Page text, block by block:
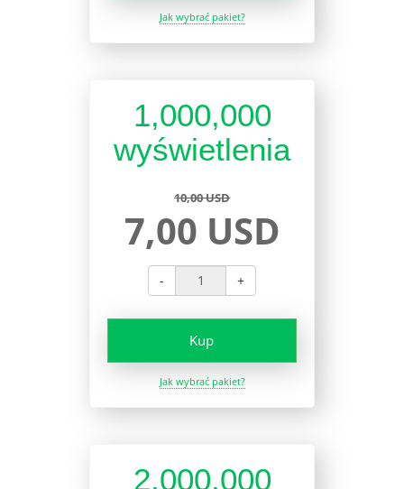
Jak wybrać pakiet?
1,000,000
wyświetlenia
10,00 USD
7,00 USD
- +
Kup
Jak wybrać pakiet?
2,000,000